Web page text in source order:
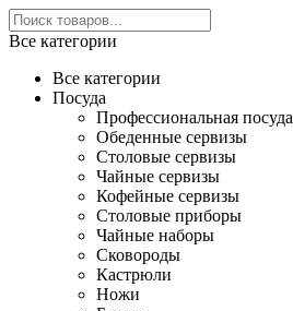
Все категории
Все категории
Посуда
Профессиональная посуда
Обеденные сервизы
Столовые сервизы
Чайные сервизы
Кофейные сервизы
Столовые приборы
Чайные наборы
Сковороды
Кастрюли
Ножи